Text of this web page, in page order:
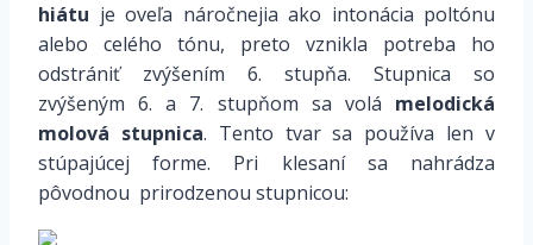
hiátu je oveľa náročnejia ako intonácia poltónu
alebo celého tónu, preto vznikla potreba ho
odstrániť zvýšením 6. stupňa. Stupnica so
zvýšeným 6. a 7. stupňom sa volá melodická
molová stupnica. Tento tvar sa používa len v
stúpajúcej forme. Pri klesaní sa nahrádza
pôvodnou  prirodzenou stupnicou: